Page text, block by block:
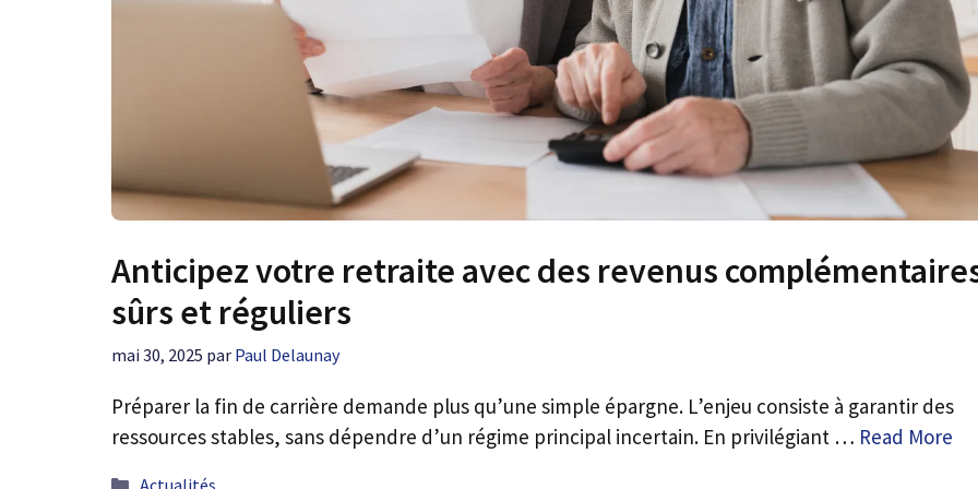
Anticipez votre retraite avec des revenus
sûrs et réguliers
mai 30, 2025 par Paul Delaunay
Préparer la fin de carrière demande plus qu’une simple épargne. L’enjeu consiste à garantir des
ressources stables, sans dépendre d’un régime principal incertain. En privilégiant … Read More
Catégories